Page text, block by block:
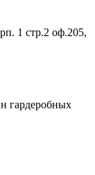
1 стр.2 оф.205,
гардеробных